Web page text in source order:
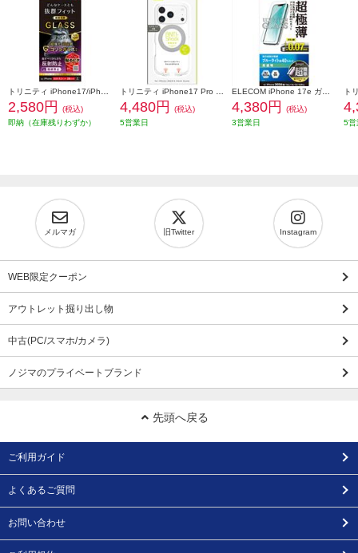
2,580円
(税込)
即納（在庫残りわずか）
4,480円
(税込)
5営業日
4,380円
(税込)
3営業日
5営
メルマガ 旧Twitter Instagram
WEB限定クーポン
アウトレット掘り出し物
中古(PC/スマホ/カメラ)
ノジマのプライベートブランド
先頭へ戻る
ご利用ガイド
よくあるご質問
お問い合わせ